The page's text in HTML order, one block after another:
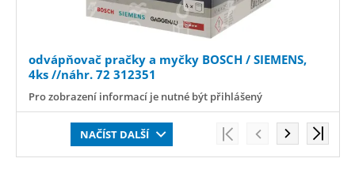
odvápňovač pračky a myčky BOSCH / SIEMENS,
4ks //náhr. 72 312351
Pro zobrazení informací je nutné být přihlášený
NAČÍST DALŠÍ